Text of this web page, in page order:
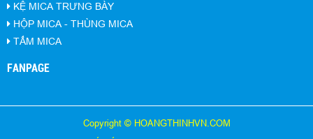
KỆ MICA TRƯNG BÀY
HỘP MICA - THÙNG MICA
TẤM MICA
FANPAGE
Copyright © HOANGTHINHVN.COM